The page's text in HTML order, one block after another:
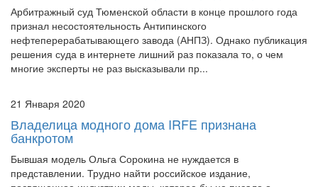
Антипинский НПЗ обанкрочен преднамеренно
Арбитражный суд Тюменской области в конце прошлого года
признал несостоятельность Антипинского
нефтеперерабатывающего завода (АНПЗ). Однако публикация
решения суда в интернете лишний раз показала то, о чем
Владелица модного дома IRFE признана
банкротом
Бывшая модель Ольга Сорокина не нуждается в